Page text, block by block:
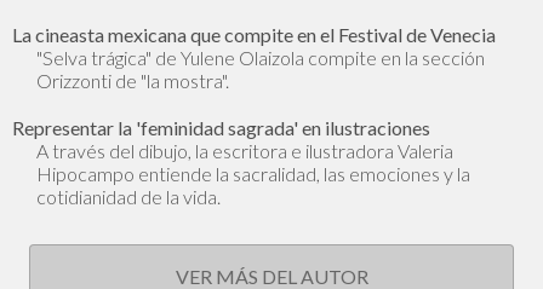
La cineasta mexicana que compite en el Festival de Venecia
"Selva trágica" de Yulene Olaizola compite en la sección
Orizzonti de "la mostra".
Representar la 'feminidad sagrada' en ilustraciones
A través del dibujo, la escritora e ilustradora Valeria
Hipocampo entiende la sacralidad, las emociones y la
cotidianidad de la vida.
VER MÁS DEL AUTOR